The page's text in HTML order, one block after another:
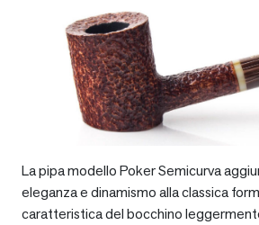
La pipa modello Poker Semicurva
eleganza e dinamismo alla classica
caratteristica del bocchino